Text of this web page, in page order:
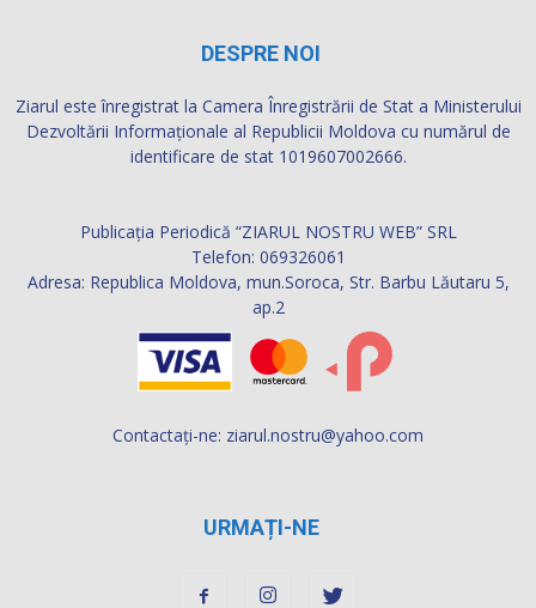
DESPRE NOI
Ziarul este înregistrat la Camera Înregistrării de Stat a Ministerului
Dezvoltării Informaţionale al Republicii Moldova cu numărul de
identificare de stat 1019607002666.
Publicația Periodică “ZIARUL NOSTRU WEB” SRL
Telefon: 069326061
Adresa: Republica Moldova, mun.Soroca, Str. Barbu Lăutaru 5,
ap.2
Contactați-ne: ziarul.nostru@yahoo.com
URMAȚI-NE